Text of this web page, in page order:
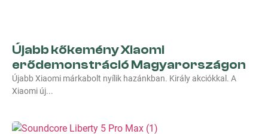
Újabb kőkemény Xiaomi
erődemonstráció Magyarországon
Újabb Xiaomi márkabolt nyílik hazánkban. Király akciókkal. A
Xiaomi új